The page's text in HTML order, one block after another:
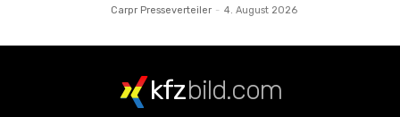
Carpr Presseverteiler - 4. August 2026
kfzbild.com